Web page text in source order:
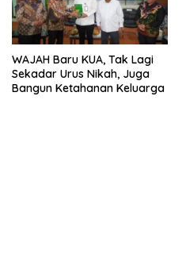
WAJAH Baru KUA, Tak Lagi
Sekadar Urus Nikah, Juga
Bangun Ketahanan Keluarga